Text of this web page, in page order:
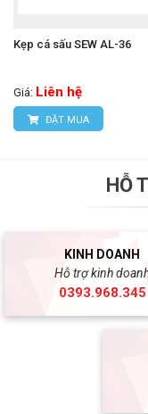
Kẹp cá sấu SEW AL-36
Giá: Liên hệ
ĐẶT MUA
HỖ
KINH DOANH
Hỗ trợ kinh
0393.968.345